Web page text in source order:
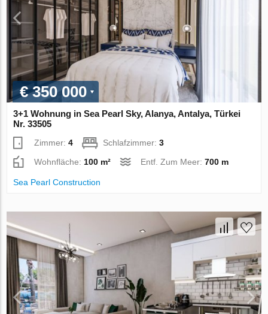
€ 350 000
3+1 Wohnung in Sea Pearl Sky, Alanya, Antalya, Türkei
Nr. 33505
Zimmer:4 Schlafzimmer:3
Wohnfläche:100 m² Entf. Zum Meer:700 m
Sea Pearl Construction